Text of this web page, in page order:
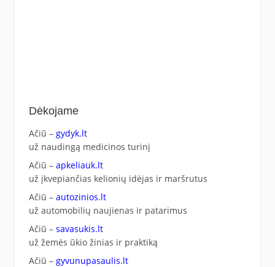
Dėkojame
Ačiū – gydyk.lt
už naudingą medicinos turinį
Ačiū – apkeliauk.lt
už įkvepiančias kelionių idėjas ir maršrutus
Ačiū – autozinios.lt
už automobilių naujienas ir patarimus
Ačiū – savasukis.lt
už žemės ūkio žinias ir praktiką
Ačiū – gyvunupasaulis.lt